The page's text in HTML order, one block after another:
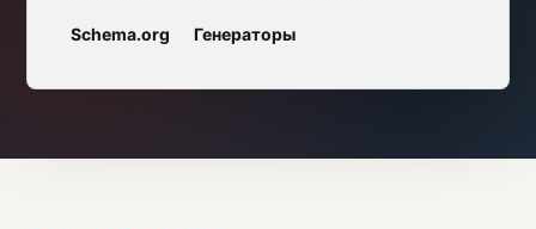
Schema.org Генераторы